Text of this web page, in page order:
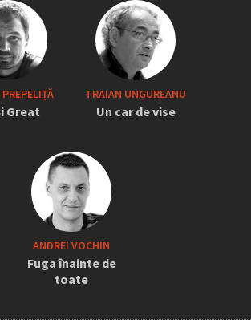
Great
TRAIAN UNGUREANU
Un car de vise
ANDREI VOCHIN
Fuga înainte de
toate